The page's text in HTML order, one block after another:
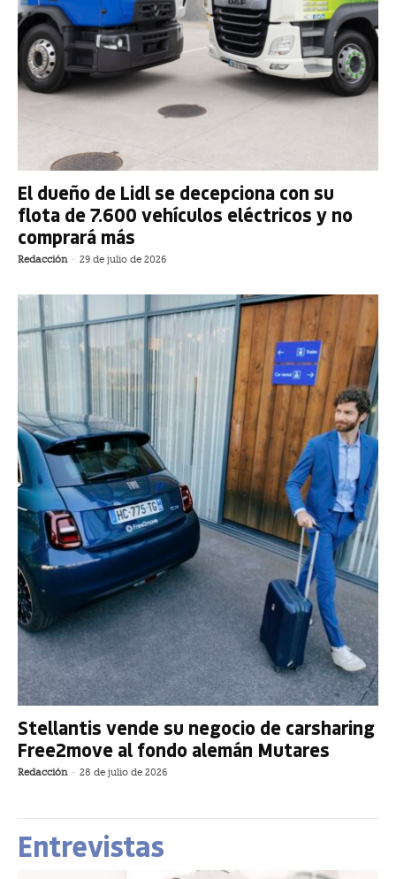
El dueño de Lidl se decepciona con su
flota de 7.600 vehículos eléctricos y no
comprará más
Redacción - 29 de julio de 2026
Stellantis vende su negocio de carsharing
Free2move al fondo alemán Mutares
Redacción - 28 de julio de 2026
Entrevistas